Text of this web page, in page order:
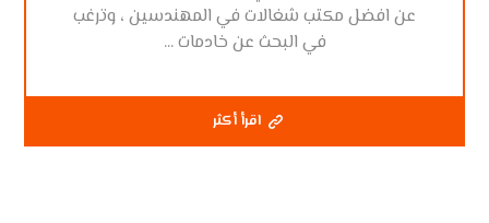
عن افضل مكتب شغالات في المهندسين ، وترغب
في البحث عن خادمات ...
اقرأ أكثر